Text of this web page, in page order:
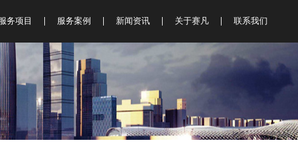
务项目
行行史馆
融博物馆
币博物馆
能银行
服务案例 新闻资讯 关于赛凡 联系我们